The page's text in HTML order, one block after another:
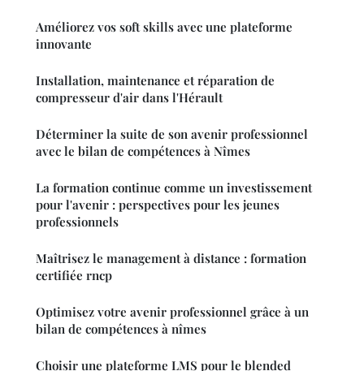
Améliorez vos soft skills avec une plateforme
innovante
Installation, maintenance et réparation de
compresseur d'air dans l'Hérault
Déterminer la suite de son avenir professionnel
avec le bilan de compétences à Nîmes
La formation continue comme un investissement
pour l'avenir : perspectives pour les jeunes
professionnels
Maîtrisez le management à distance : formation
certifiée rncp
Optimisez votre avenir professionnel grâce à un
bilan de compétences à nîmes
Choisir une plateforme LMS pour le blended